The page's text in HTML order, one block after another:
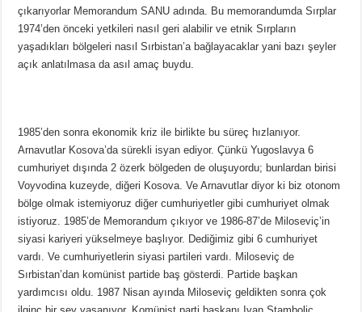
çıkarıyorlar Memorandum SANU adında. Bu memorandumda Sırplar
1974’den önceki yetkileri nasıl geri alabilir ve etnik Sırpların
yaşadıkları bölgeleri nasıl Sırbistan’a bağlayacaklar yani bazı şeyler
açık anlatılmasa da asıl amaç buydu.
1985’den sonra ekonomik kriz ile birlikte bu süreç hızlanıyor.
Arnavutlar Kosova’da sürekli isyan ediyor. Çünkü Yugoslavya 6
cumhuriyet dışında 2 özerk bölgeden de oluşuyordu; bunlardan birisi
Voyvodina kuzeyde, diğeri Kosova. Ve Arnavutlar diyor ki biz otonom
bölge olmak istemiyoruz diğer cumhuriyetler gibi cumhuriyet olmak
istiyoruz. 1985’de Memorandum çıkıyor ve 1986-87’de Miloseviç’in
siyasi kariyeri yükselmeye başlıyor. Dediğimiz gibi 6 cumhuriyet
vardı. Ve cumhuriyetlerin siyasi partileri vardı. Miloseviç de
Sırbistan’dan komünist partide baş gösterdi. Partide başkan
yardımcısı oldu. 1987 Nisan ayında Miloseviç geldikten sonra çok